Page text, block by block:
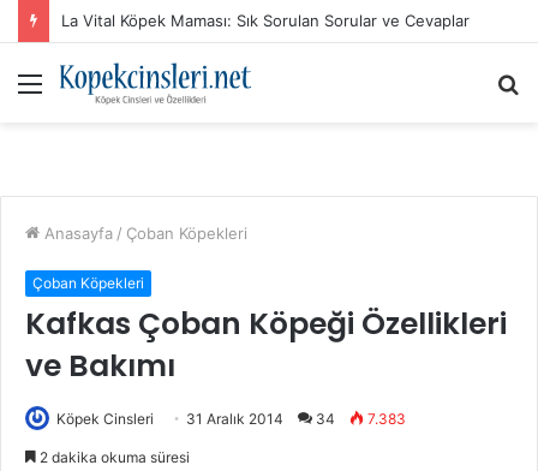
Menü
Anasayfa / Çoban Köpekleri
Çoban Köpekleri
Kafkas Çoban Köpeği Özellikleri
ve Bakımı
Köpek Cinsleri 31 Aralık 2014 34 7.383
2 dakika okuma süresi